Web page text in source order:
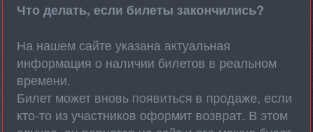
Что делать, если билеты закончились?
На нашем сайте указана актуальная
информация о наличии билетов в реальном
времени.
Билет может вновь появиться в продаже, если
кто-то из участников оформит возврат. В этом